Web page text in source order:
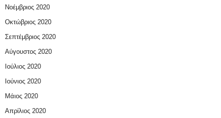
Νοέμβριος 2020
Οκτώβριος 2020
Σεπτέμβριος 2020
Αύγουστος 2020
Ιούλιος 2020
Ιούνιος 2020
Μάιος 2020
Απρίλιος 2020